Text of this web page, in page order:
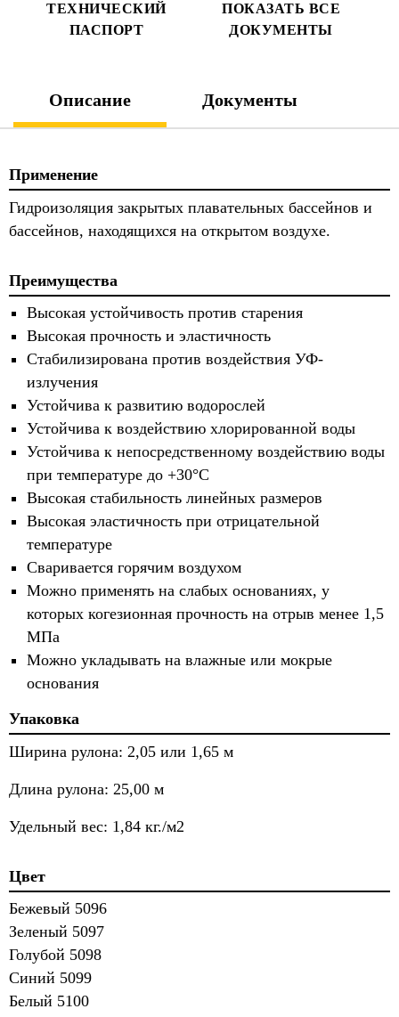
ТЕХНИЧЕСКИЙ
ПАСПОРТ
ПОКАЗАТЬ ВСЕ
ДОКУМЕНТЫ
Описание Документы
Применение
Гидроизоляция закрытых плавательных бассейнов и
бассейнов, находящихся на открытом воздухе.
Преимущества
Высокая устойчивость против старения
Высокая прочность и эластичность
Стабилизирована против воздействия УФ-
излучения
Устойчива к развитию водорослей
Устойчива к воздействию хлорированной воды
Устойчива к непосредственному воздействию воды
при температуре до +30°С
Высокая стабильность линейных размеров
Высокая эластичность при отрицательной
температуре
Сваривается горячим воздухом
Можно применять на слабых основаниях, у
которых когезионная прочность на отрыв менее 1,5
МПа
Можно укладывать на влажные или мокрые
основания
Упаковка
Ширина рулона: 2,05 или 1,65 м
Длина рулона: 25,00 м
Удельный вес: 1,84 кг./м2
Цвет
Бежевый 5096
Зеленый 5097
Голубой 5098
Синий 5099
Белый 5100